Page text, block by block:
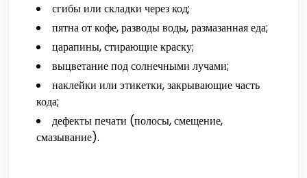
сгибы или складки через код;
пятна от кофе, разводы воды, размазанная еда;
царапины, стирающие краску;
выцветание под солнечными лучами;
наклейки или этикетки, закрывающие часть
кода;
дефекты печати (полосы, смещение,
смазывание).